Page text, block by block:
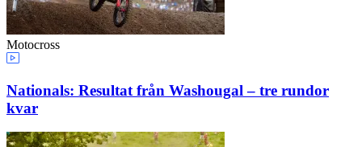
Motocross
Nationals: Resultat från Washougal – tre rundor
kvar